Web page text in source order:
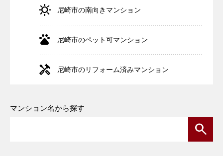
尼崎市の南向きマンション
尼崎市のペット可マンション
尼崎市のリフォーム済みマンション
マンション名から探す